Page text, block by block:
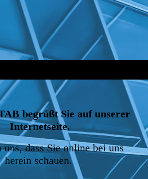
begrüßt Sie auf unserer
Internetseite.
dass Sie online bei uns
herein schauen.